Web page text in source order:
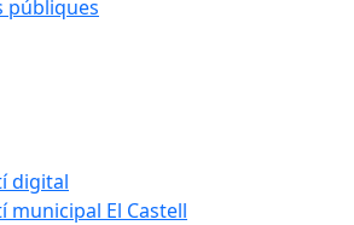
públiques
digital
municipal El Castell